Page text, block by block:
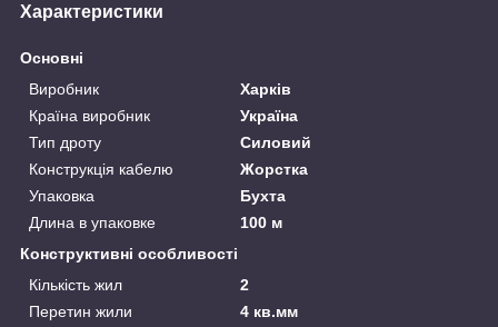
Характеристики
Основні
Виробник
Харків
Країна виробник
Україна
Тип дроту
Силовий
Конструкція кабелю
Жорстка
Упаковка
Бухта
Длина в упаковке
100 м
Конструктивні особливості
Кількість жил
2
Перетин жили
4 кв.мм